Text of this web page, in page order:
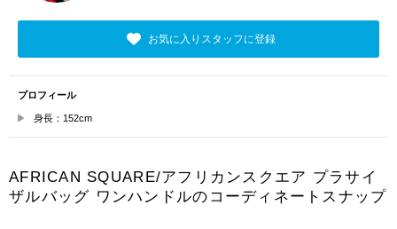
お気に入りスタッフに登録
プロフィール
身長：152cm
AFRICAN SQUARE/アフリカンスクエア プラサイ
ザルバッグ ワンハンドルのコーディネートスナップ